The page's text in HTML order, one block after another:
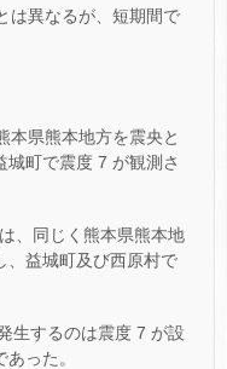
は異なるが、短期間で
本県熊本地方を震央と
町で震度 7 が観測さ
、同じく熊本県熊本地
、益城町及び西原村で
生するのは震度 7 が設
った。